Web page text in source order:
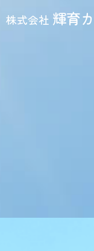
株式会社 輝育